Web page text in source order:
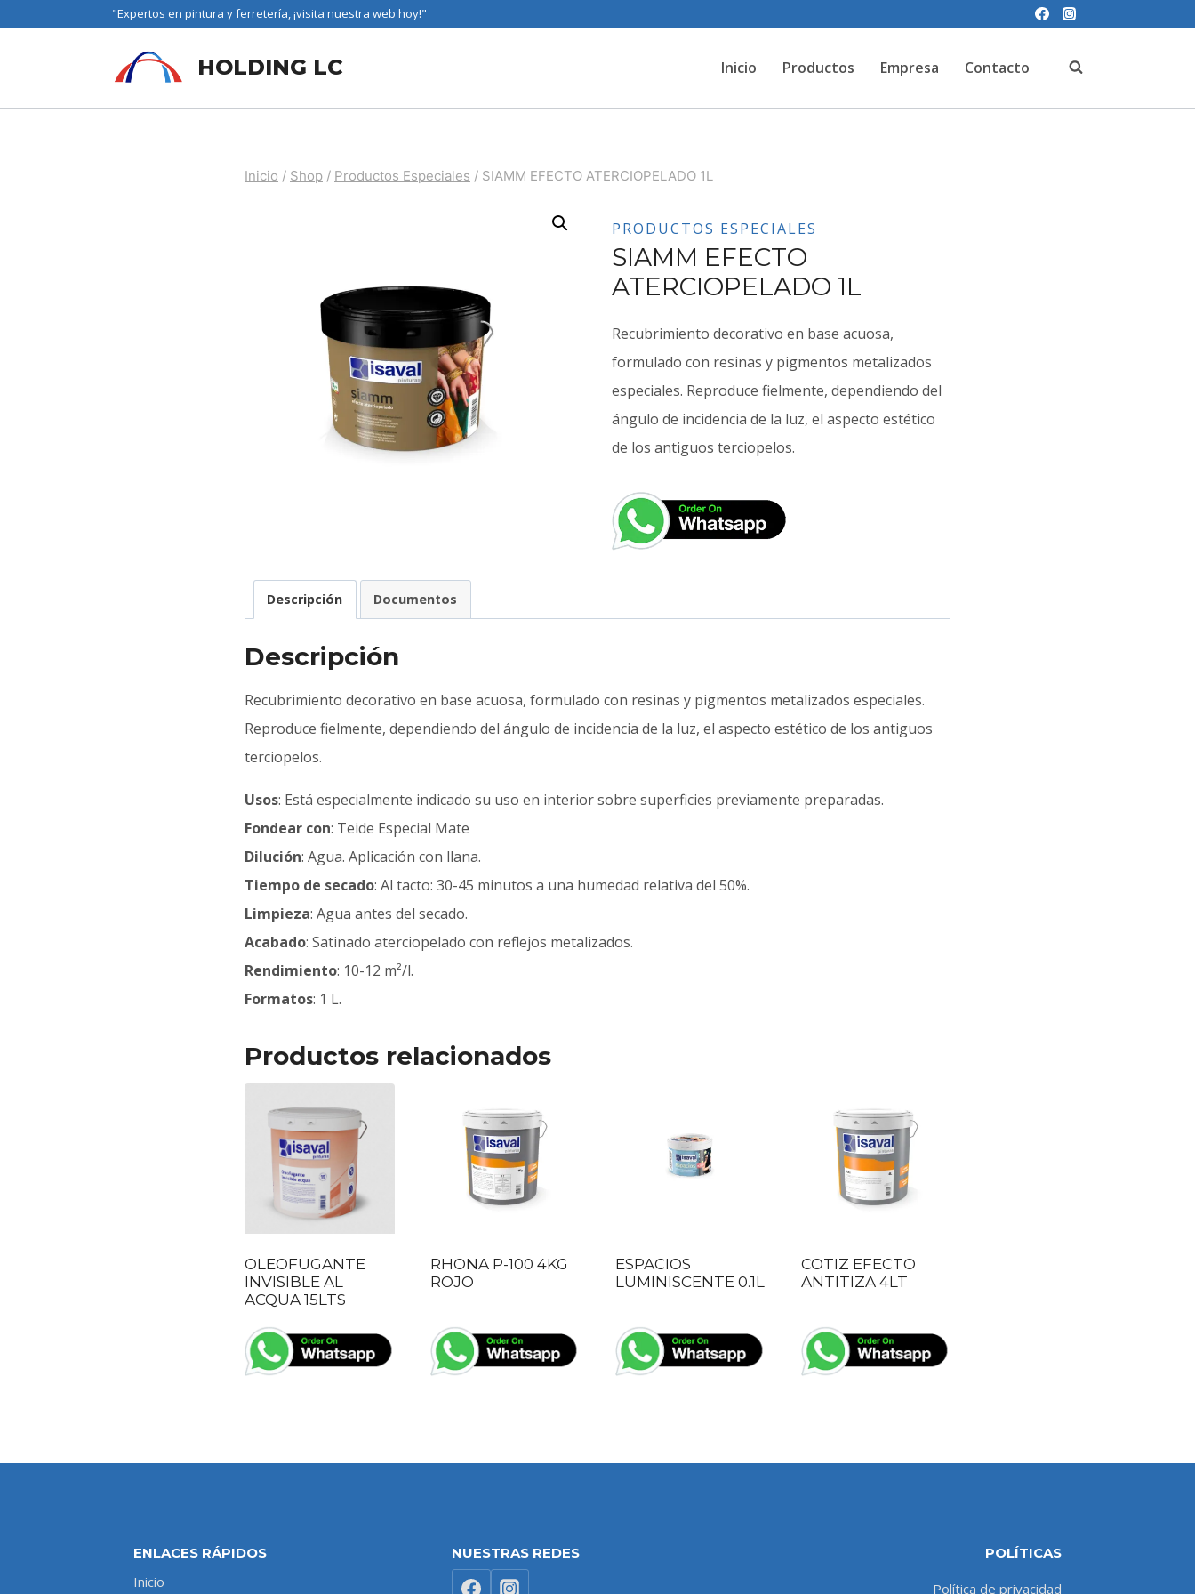
"Expertos en pintura y ferretería, ¡visita nuestra web hoy!"
HOLDING LC Inicio Productos Empresa Contacto
Inicio / Shop / Productos Especiales / SIAMM EFECTO ATERCIOPELADO 1L
PRODUCTOS ESPECIALES
SIAMM EFECTO
ATERCIOPELADO 1L
Recubrimiento decorativo en base acuosa,
formulado con resinas y pigmentos metalizados
especiales. Reproduce fielmente, dependiendo del
ángulo de incidencia de la luz, el aspecto estético
de los antiguos terciopelos.
Descripción Documentos
Descripción
Recubrimiento decorativo en base acuosa, formulado con resinas y pigmentos metalizados especiales.
Reproduce fielmente, dependiendo del ángulo de incidencia de la luz, el aspecto estético de los antiguos
terciopelos.
Usos: Está especialmente indicado su uso en interior sobre superficies previamente preparadas.
Fondear con: Teide Especial Mate
Dilución: Agua. Aplicación con llana.
Tiempo de secado: Al tacto: 30-45 minutos a una humedad relativa del 50%.
Limpieza: Agua antes del secado.
Acabado: Satinado aterciopelado con reflejos metalizados.
Rendimiento: 10-12 m²/l.
Formatos: 1 L.
Productos relacionados
OLEOFUGANTE
INVISIBLE AL
ACQUA 15LTS
RHONA P-100 4KG
ROJO
ESPACIOS
LUMINISCENTE 0.1L
COTIZ EFECTO
ANTITIZA 4LT
ENLACES RÁPIDOS
Inicio
NUESTRAS REDES POLÍTICAS
Política de privacidad